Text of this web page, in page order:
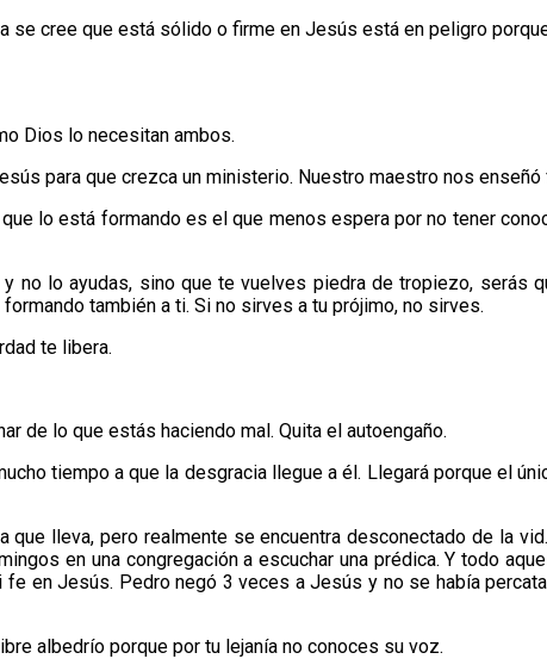
se cree que está sólido o firme en Jesús está en peligro
Dios lo necesitan ambos.
para que crezca un ministerio. Nuestro maestro nos
lo está formando es el que menos espera por no tener
no lo ayudas, sino que te vuelves piedra de tropiezo, serás
también a ti. Si no sirves a tu prójimo, no sirves.
te libera.
de lo que estás haciendo mal. Quita el autoengaño.
tiempo a que la desgracia llegue a él. Llegará porque el
lleva, pero realmente se encuentra desconectado de la
en una congregación a escuchar una prédica. Y todo
en Jesús. Pedro negó 3 veces a Jesús y no se había
albedrío porque por tu lejanía no conoces su voz.